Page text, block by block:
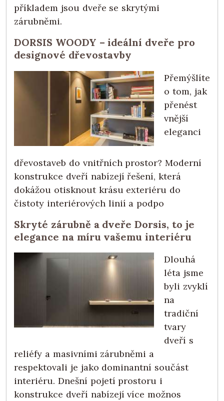
příkladem jsou dveře se skrytými
zárubněmi.
DORSIS WOODY – ideální dveře pro
designové dřevostavby
Přemýšlíte
o tom, jak
přenést
vnější
eleganci
dřevostaveb do vnitřních prostor? Moderní
konstrukce dveří nabízejí řešení, která
dokážou otisknout krásu exteriéru do
čistoty interiérových linií a podpo
Skryté zárubně a dveře Dorsis, to je
elegance na míru vašemu interiéru
Dlouhá
léta jsme
byli zvyklí
na
tradiční
tvary
dveří s
reliéfy a masivními zárubněmi a
respektovali je jako dominantní součást
interiéru. Dnešní pojetí prostoru i
konstrukce dveří nabízejí více možnos